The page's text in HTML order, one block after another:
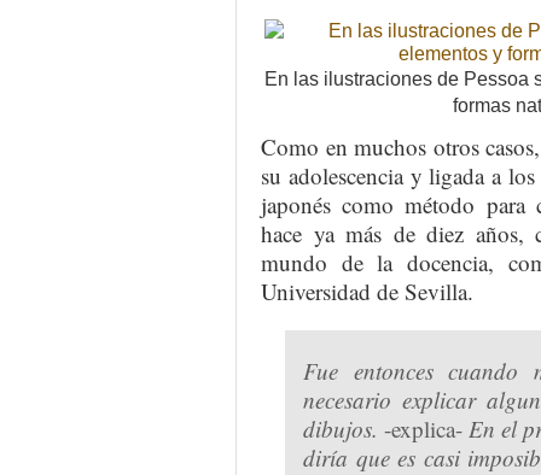
En las ilustraciones de Pessoa
formas
Como en muchos otros
su adolescencia y ligada a
japonés como método
hace ya más de diez años,
mundo de la docencia,
Universidad de Sevilla.
Fue entonces
necesario explicar
dibujos. -explica- En el
diría que es casi